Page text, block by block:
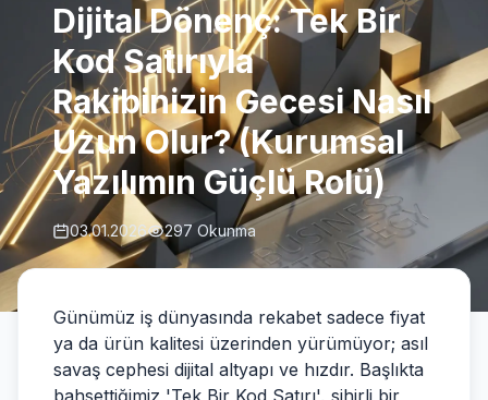
Dijital Dönenç: Tek Bir
Kod Satırıyla
Rakibinizin Gecesi Nasıl
Uzun Olur? (Kurumsal
Yazılımın Güçlü Rolü)
03.01.2026 297 Okunma
Günümüz iş dünyasında rekabet sadece fiyat
ya da ürün kalitesi üzerinden yürümüyor; asıl
savaş cephesi dijital altyapı ve hızdır. Başlıkta
bahsettiğimiz 'Tek Bir Kod Satırı', sihirli bir